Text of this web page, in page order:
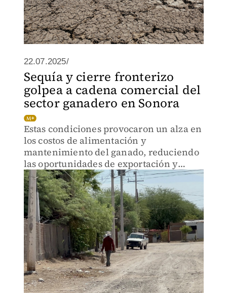
22.07.2025/
Sequía y cierre fronterizo
golpea a cadena comercial del
sector ganadero en Sonora
Estas condiciones provocaron un alza en
los costos de alimentación y
mantenimiento del ganado, reduciendo
las oportunidades de exportación y
obligando a muchos a vender a menor
precio en el mercado nacional.